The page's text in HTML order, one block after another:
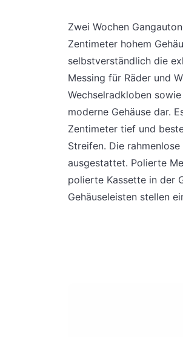
Zwei Wochen
Zentimeter hohem
selbstverständlich die
Messing für Räder und
Wechselradkloben
moderne Gehäuse dar.
Zentimeter tief und
Streifen. Die
ausgestattet. Polierte
polierte Kassette in der
Gehäuseleisten stellen